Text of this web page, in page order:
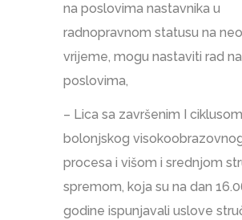
na poslovima nastavnika u
radnopravnom statusu na
vrijeme, mogu nastaviti rad
poslovima,
– Lica sa završenim I ciklusom
bolonjskog
procesa i višom i srednjom
spremom, koja su na dan
godine ispunjavali uslove